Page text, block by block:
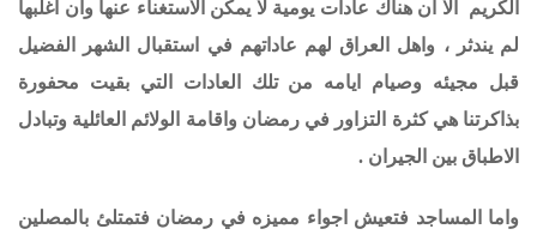
الكريم الا ان هناك عادات يومية لا يمكن الاستغناء عنها وان اغلبها
لم يندثر ، واهل العراق لهم عاداتهم في استقبال الشهر الفضيل
قبل مجيئه وصيام ايامه من تلك العادات التي بقيت محفورة
بذاكرتنا هي كثرة التزاور في رمضان واقامة الولائم العائلية وتبادل
الاطباق بين الجيران .
واما المساجد فتعيش اجواء مميزه في رمضان فتمتلئ بالمصلين